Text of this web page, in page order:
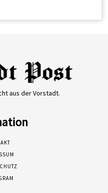
aus der Vorstadt.